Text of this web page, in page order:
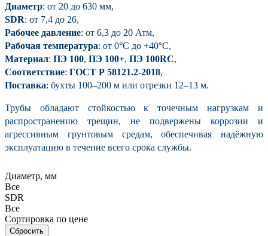
Диаметр: от 20 до 630 мм,
SDR: от 7,4 до 26,
Рабочее давление: от 6,3 до 20 Атм,
Рабочая температура: от 0°С до +40°С,
Материал: ПЭ 100, ПЭ 100+, ПЭ 100RC,
Соответствие: ГОСТ Р 58121.2-2018,
Поставка: бухты 100–200 м или отрезки 12–13 м.
Трубы обладают стойкостью к точечным нагрузкам и
распространению трещин, не подвержены коррозии и
агрессивным грунтовым средам, обеспечивая надёжную
эксплуатацию в течение всего срока службы.
Диаметр, мм
Все
SDR
Все
Сортировка по цене